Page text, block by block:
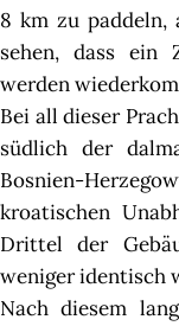
8 km zu
sehen, dass ein
werden
Bei all dieser
südlich der
Bosnien-
kroatischen
Drittel der
weniger identisch
Nach diesem